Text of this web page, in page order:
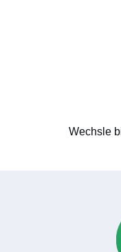
Wechsle